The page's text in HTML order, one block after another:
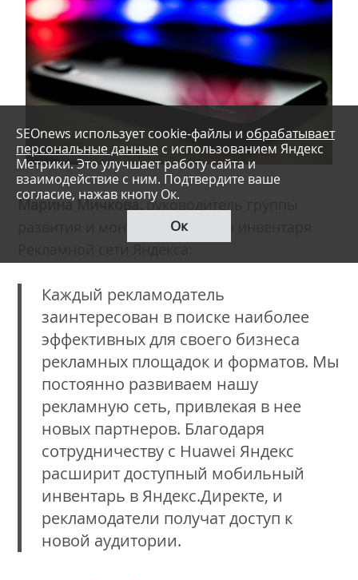
Марина Мичкова,руководитель группы
развития и монетизации InApp инвентаря
Каждый рекламодатель
заинтересован в поиске наиболее
эффективных для своего бизнеса
рекламных площадок и форматов. Мы
постоянно развиваем нашу
рекламную сеть, привлекая в нее
новых партнеров. Благодаря
сотрудничеству с Huawei Яндекс
расширит доступный мобильный
инвентарь в Яндекс.Директе, и
рекламодатели получат доступ к
новой аудитории.
SEOnews использует cookie-файлы и обрабатывает
персональные данные с использованием Яндекс
Метрики. Это улучшает работу сайта и
взаимодействие с ним. Подтвердите ваше
согласие, нажав кнопу Ок.
Ок